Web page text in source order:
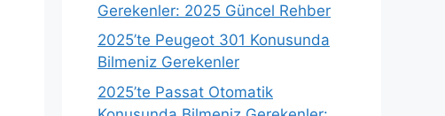
Gerekenler: 2025 Güncel Rehber
2025’te Peugeot 301 Konusunda
Bilmeniz Gerekenler
2025’te Passat Otomatik